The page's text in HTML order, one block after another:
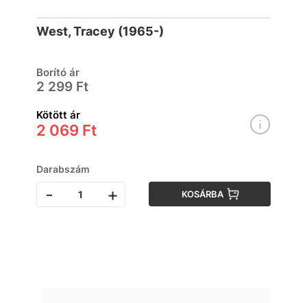
West, Tracey (1965-)
Borító ár
2 299 Ft
Kötött ár
2 069 Ft
Darabszám
- + KOSÁRBA